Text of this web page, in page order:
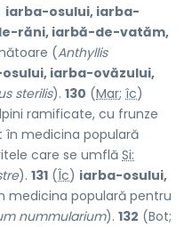
iarba-osului, iarba-
răni, iarbă-de-vatăm,
(Anthyllis
iarba-ovăzului,
sterilis). 130 (Mar; îc)
ramificate, cu frunze
în medicina populară
care se umflăSi:
). 131 (Îc) iarba-osului,
medicina populară pentru
nummularium). 132 (Bot;